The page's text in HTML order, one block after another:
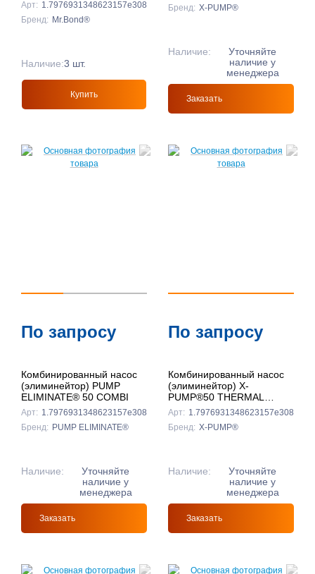
Арт: 1.7976931348623157e308
Бренд: Mr.Bond®
Наличие:3 шт.
Купить
Бренд: X-PUMP®
Наличие:
Уточняйте
наличие у
менеджера
Заказать
По запросу
Комбинированный насос
(элиминейтор) PUMP
ELIMINATE® 50 COMBI
Арт: 1.7976931348623157e308
Бренд: PUMP ELIMINATE®
Наличие:
Уточняйте
наличие у
менеджера
Заказать
По запросу
Комбинированный насос
(элиминейтор) X-
PUMP®50 THERMAL
COMBI
Арт: 1.7976931348623157e308
Бренд: X-PUMP®
Наличие:
Уточняйте
наличие у
менеджера
Заказать